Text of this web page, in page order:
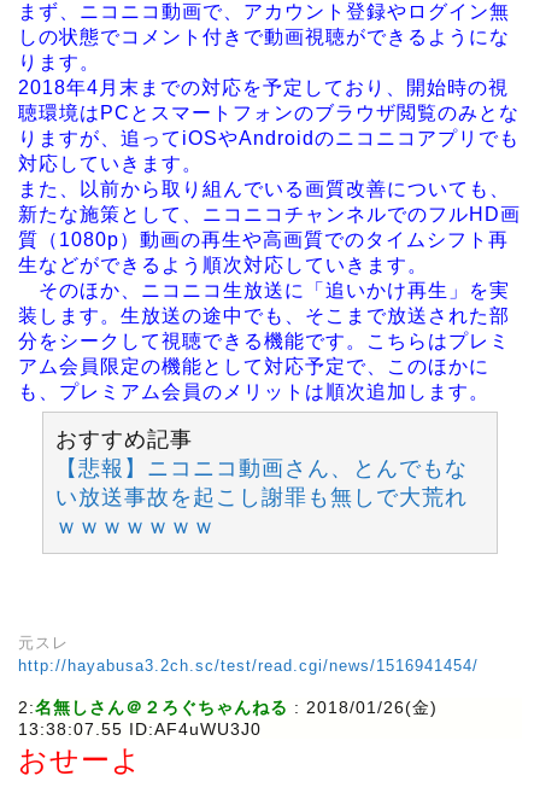
まず、ニコニコ動画で、アカウント登録やログイン無
しの状態でコメント付きで動画視聴ができるようにな
ります。
2018年4月末までの対応を予定しており、開始時の視
聴環境はPCとスマートフォンのブラウザ閲覧のみとな
りますが、追ってiOSやAndroidのニコニコアプリでも
対応していきます。
また、以前から取り組んでいる画質改善についても、
新たな施策として、ニコニコチャンネルでのフルHD画
質（1080p）動画の再生や高画質でのタイムシフト再
生などができるよう順次対応していきます。
そのほか、ニコニコ生放送に「追いかけ再生」を実
装します。生放送の途中でも、そこまで放送された部
分をシークして視聴できる機能です。こちらはプレミ
アム会員限定の機能として対応予定で、このほかに
も、プレミアム会員のメリットは順次追加します。
おすすめ記事
【悲報】ニコニコ動画さん、とんでもな
い放送事故を起こし謝罪も無しで大荒れ
ｗｗｗｗｗｗｗ
元スレ
http://hayabusa3.2ch.sc/test/read.cgi/news/1516941454/
2:名無しさん＠２ろぐちゃんねる : 2018/01/26(金)
13:38:07.55 ID:AF4uWU3J0
おせーよ